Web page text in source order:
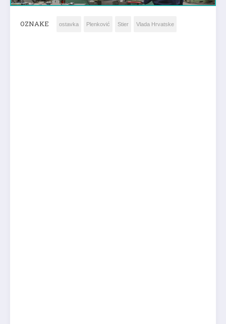
OZNAKE ostavka Plenković Stier Vlada Hrvatske